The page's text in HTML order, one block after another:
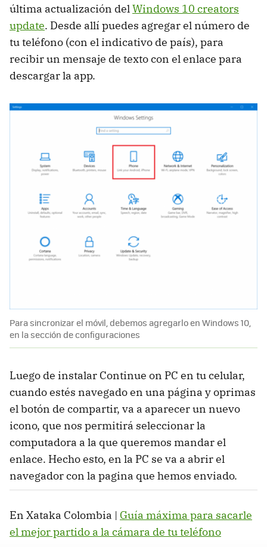
última actualización delWindows 10 creators
update. Desde allí puedes agregar el número de
tu teléfono (con el indicativo de país), para
recibir un mensaje de texto con el enlace para
descargar la app.
Para sincronizar el móvil, debemos agregarlo en Windows 10,
en la sección de configuraciones
Luego de instalar Continue on PC en tu celular,
cuando estés navegado en una página y oprimas
el botón de compartir, va a aparecer un nuevo
icono, que nos permitirá seleccionar la
computadora a la que queremos mandar el
enlace. Hecho esto, en la PC se va a abrir el
navegador con la pagina que hemos enviado.
En Xataka Colombia | Guía máxima para sacarle
el mejor partido a la cámara de tu teléfono